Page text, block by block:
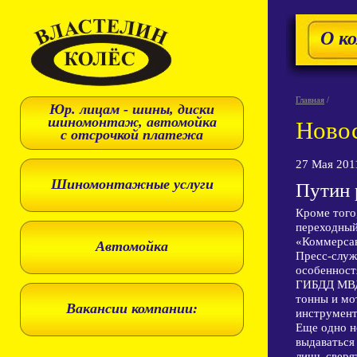
Юр. лицам - шины, диски
шиномонтаж, автомойка
с отсрочкой платежа
Шиномонтажные услуги
Автомойка
Вакансии компании:
О
Главная /
27 Мая
Путин
Кроме
Пресс-
ГИБДД МВД
тонны и
Еще одно